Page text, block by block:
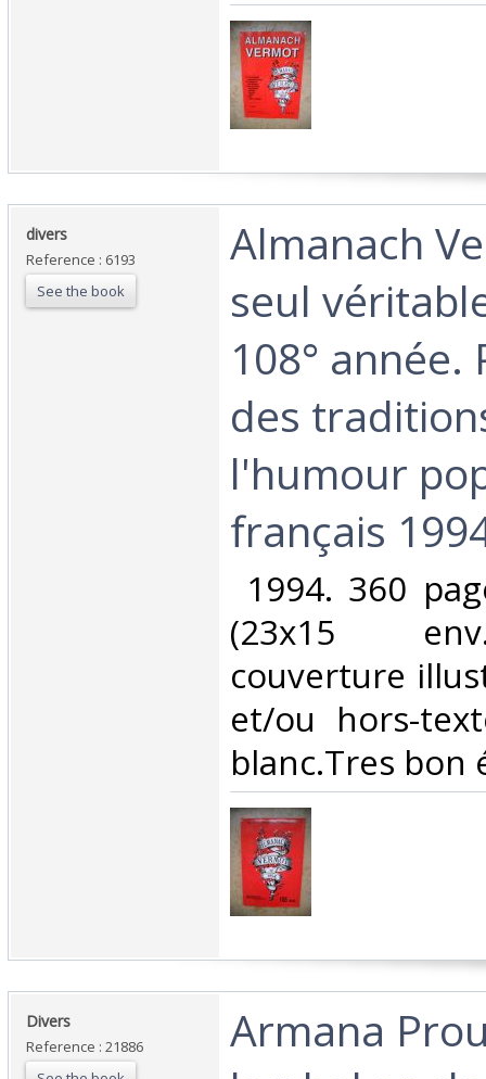
‎divers‎
Reference : 6193
See the book
‎Almanach
seul
108°
des
l'humour
français
1994. 360
(23x15
couverture
et/ou hors-
blanc.Tres bon
‎Divers‎
Reference : 21886
‎Armana